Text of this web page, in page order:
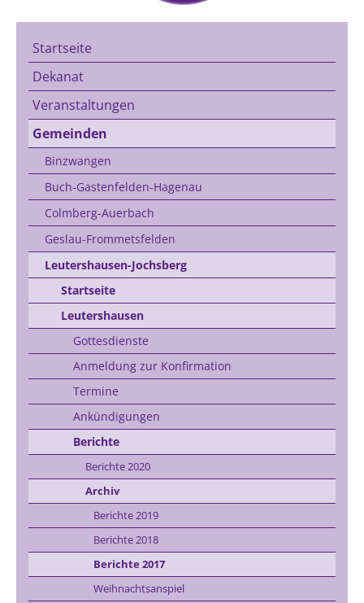
Startseite
Dekanat
Veranstaltungen
Gemeinden
Binzwangen
Buch-Gastenfelden-Hagenau
Colmberg-Auerbach
Geslau-Frommetsfelden
Leutershausen-Jochsberg
Startseite
Leutershausen
Gottesdienste
Anmeldung zur Konfirmation
Termine
Ankündigungen
Berichte
Berichte 2020
Archiv
Berichte 2019
Berichte 2018
Berichte 2017
Weihnachtsanspiel